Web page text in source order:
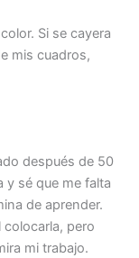
Si se cayera
mis cuadros,
después de 50
y sé que me falta
de aprender.
pero
mi trabajo.